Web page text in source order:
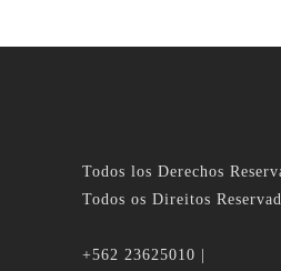
Todos los Derechos
Todos os Direitos
+562 23625010 |